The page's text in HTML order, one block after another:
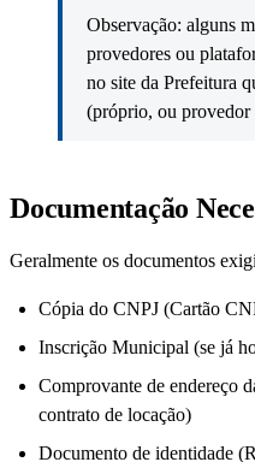
Observação: alguns
provedores ou
no site da Prefeitura
(próprio, ou provedor
Documentação
Geralmente os documentos
Cópia do CNPJ (Cartão
Inscrição Municipal (se já
Comprovante de endereço
contrato de locação)
Documento de identidade